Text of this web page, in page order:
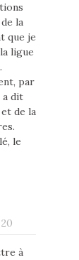
la
que je
ligue
par
a dit
de la
le
à